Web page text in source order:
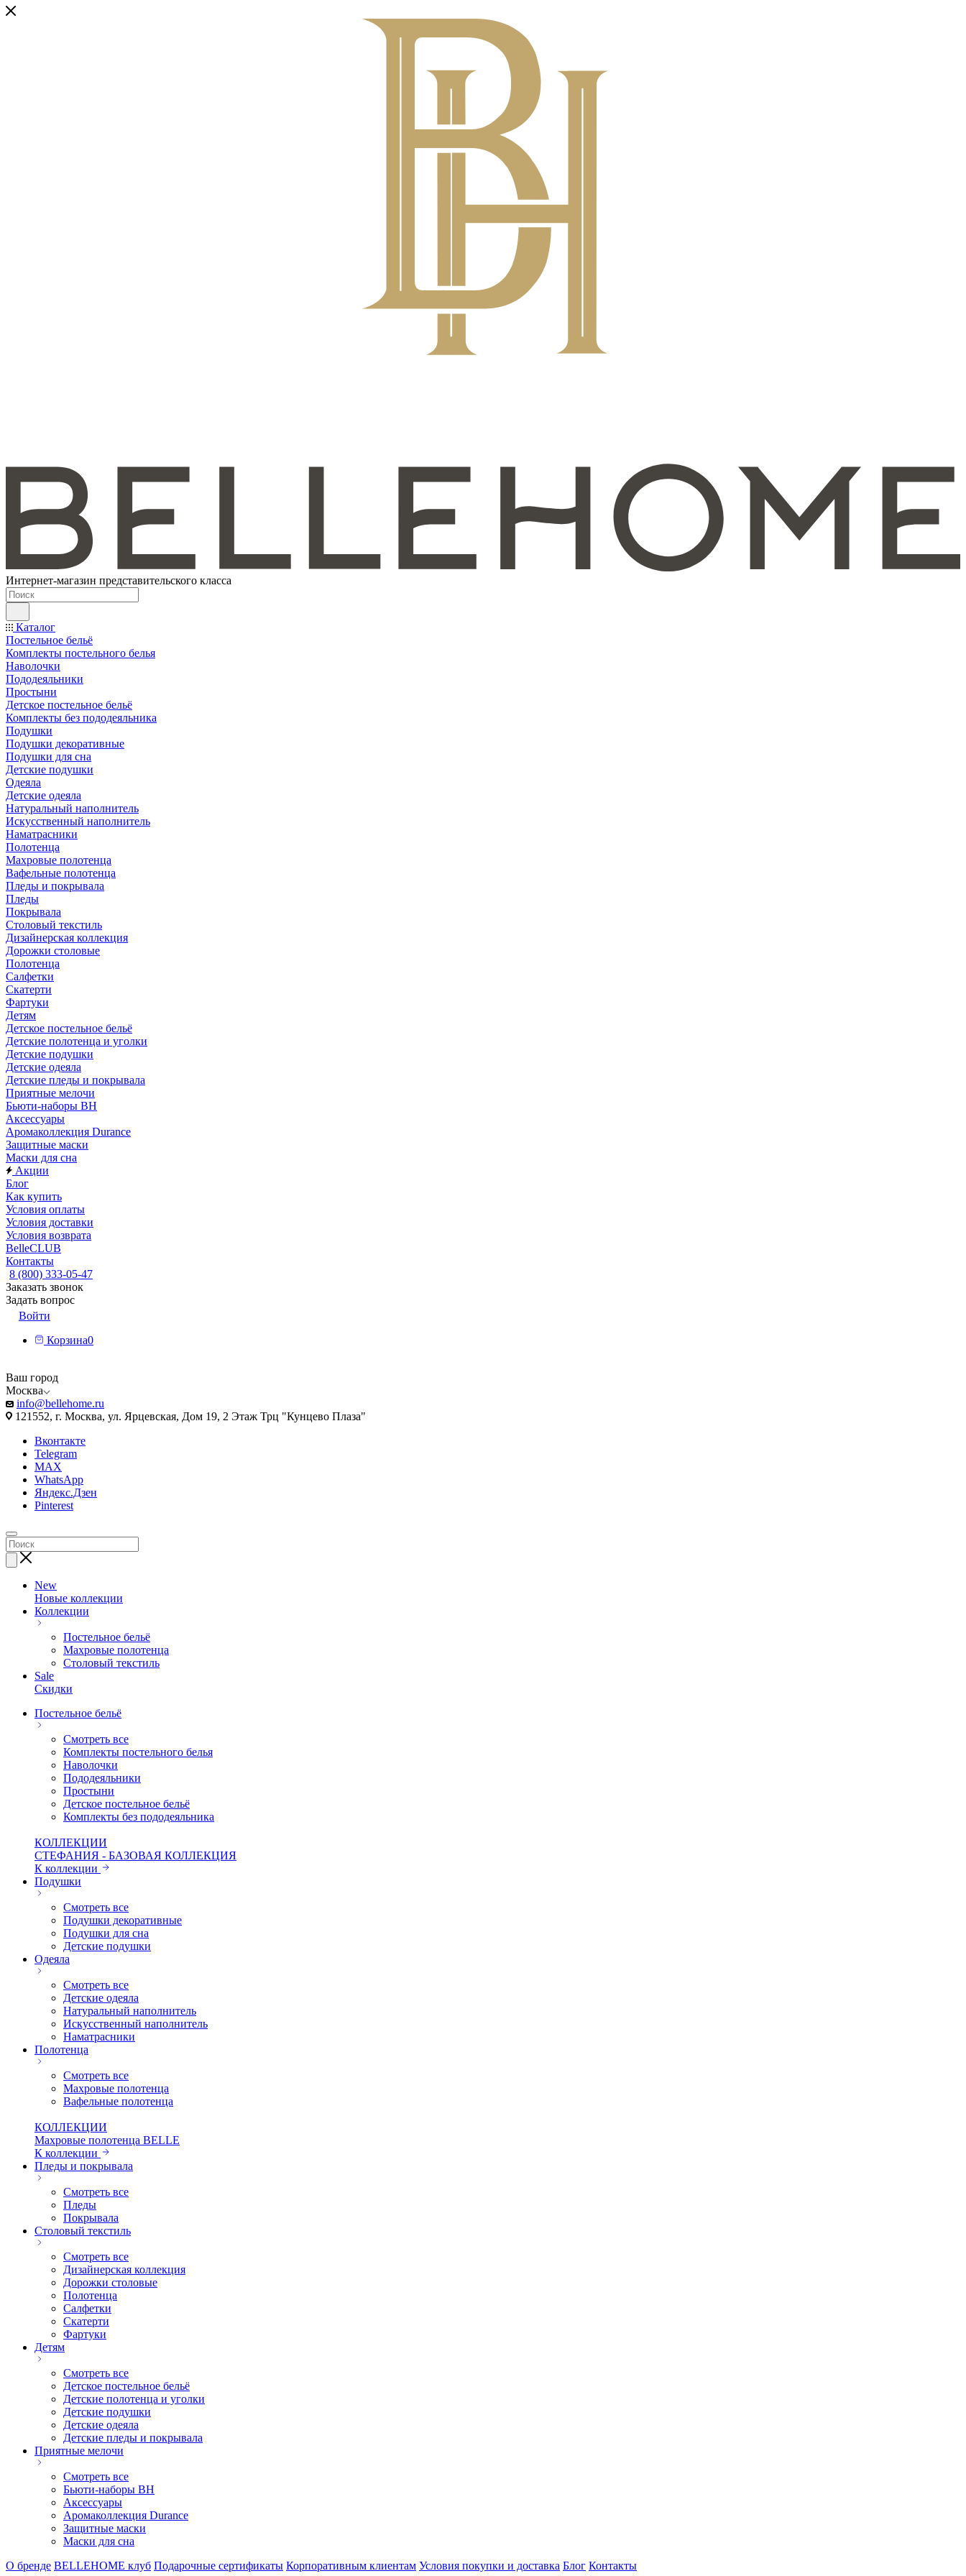
Интернет-магазин представительского класса
Каталог
Постельное бельё
Комплекты постельного белья
Наволочки
Пододеяльники
Простыни
Детское постельное бельё
Комплекты без пододеяльника
Подушки
Подушки декоративные
Подушки для сна
Детские подушки
Одеяла
Детские одеяла
Натуральный наполнитель
Искуcственный наполнитель
Наматрасники
Полотенца
Махровые полотенца
Вафельные полотенца
Пледы и покрывала
Пледы
Покрывала
Столовый текстиль
Дизайнерская коллекция
Дорожки столовые
Полотенца
Салфетки
Скатерти
Фартуки
Детям
Детское постельное бельё
Детские полотенца и уголки
Детские подушки
Детские одеяла
Детские пледы и покрывала
Приятные мелочи
Бьюти-наборы ВН
Аксессуары
Аромаколлекция Durance
Защитные маски
Маски для сна
Акции
Блог
Как купить
Условия оплаты
Условия доставки
Условия возврата
BelleCLUB
Контакты
8 (800) 333-05-47
Заказать звонок
Задать вопрос
Войти
Корзина0
Ваш город
Москва
info@bellehome.ru
121552, г. Москва, ул. Ярцевская, Дом 19, 2 Этаж Трц "Кунцево Плаза"
Вконтакте
Telegram
MAX
WhatsApp
Яндекс.Дзен
Pinterest
New
Новые коллекции
Коллекции
Постельное бельё
Махровые полотенца
Столовый текстиль
Sale
Скидки
Постельное бельё
Смотреть все
Комплекты постельного белья
Наволочки
Пододеяльники
Простыни
Детское постельное бельё
Комплекты без пододеяльника
КОЛЛЕКЦИИ
СТЕФАНИЯ - БАЗОВАЯ КОЛЛЕКЦИЯ
К коллекции
Подушки
Смотреть все
Подушки декоративные
Подушки для сна
Детские подушки
Одеяла
Смотреть все
Детские одеяла
Натуральный наполнитель
Искуcственный наполнитель
Наматрасники
Полотенца
Смотреть все
Махровые полотенца
Вафельные полотенца
КОЛЛЕКЦИИ
Махровые полотенца BELLE
К коллекции
Пледы и покрывала
Смотреть все
Пледы
Покрывала
Столовый текстиль
Смотреть все
Дизайнерская коллекция
Дорожки столовые
Полотенца
Салфетки
Скатерти
Фартуки
Детям
Смотреть все
Детское постельное бельё
Детские полотенца и уголки
Детские подушки
Детские одеяла
Детские пледы и покрывала
Приятные мелочи
Смотреть все
Бьюти-наборы ВН
Аксессуары
Аромаколлекция Durance
Защитные маски
Маски для сна
О бренде BELLEHOME клуб Подарочные сертификаты Корпоративным клиентам Условия покупки и доставка Блог Контакты